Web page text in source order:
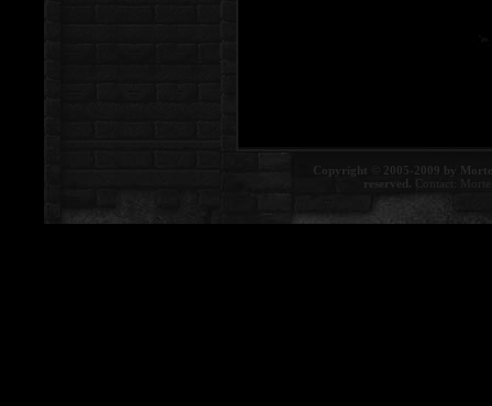
Copyright © 2005-2009 by
reserved. Contact: